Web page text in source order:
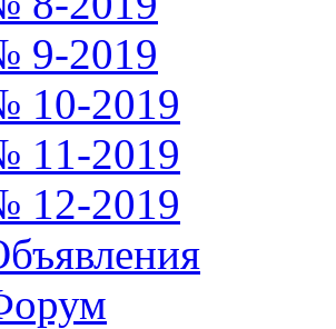
9-2019
10-2019
11-2019
12-2019